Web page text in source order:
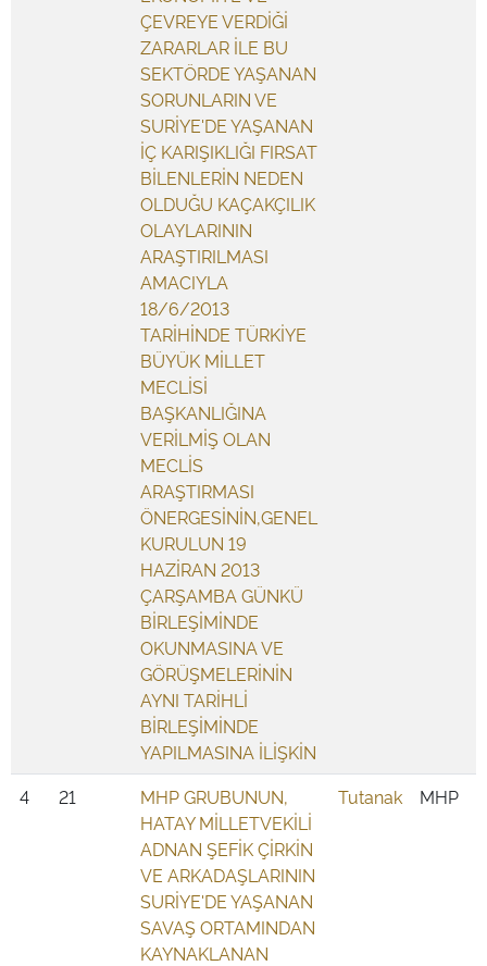
ÇEVREYE VERDİĞİ
ZARARLAR İLE BU
SEKTÖRDE YAŞANAN
SORUNLARIN VE
SURİYE'DE YAŞANAN
İÇ KARIŞIKLIĞI FIRSAT
BİLENLERİN NEDEN
OLDUĞU KAÇAKÇILIK
OLAYLARININ
ARAŞTIRILMASI
AMACIYLA
18/6/2013
TARİHİNDE TÜRKİYE
BÜYÜK MİLLET
MECLİSİ
BAŞKANLIĞINA
VERİLMİŞ OLAN
MECLİS
ARAŞTIRMASI
ÖNERGESİNİN,GENEL
KURULUN 19
HAZİRAN 2013
ÇARŞAMBA GÜNKÜ
BİRLEŞİMİNDE
OKUNMASINA VE
GÖRÜŞMELERİNİN
AYNI TARİHLİ
BİRLEŞİMİNDE
YAPILMASINA İLİŞKİN
4
21
MHP GRUBUNUN,
HATAY MİLLETVEKİLİ
ADNAN ŞEFİK ÇİRKİN
VE ARKADAŞLARININ
SURİYE'DE YAŞANAN
SAVAŞ ORTAMINDAN
KAYNAKLANAN
Tutanak MHP